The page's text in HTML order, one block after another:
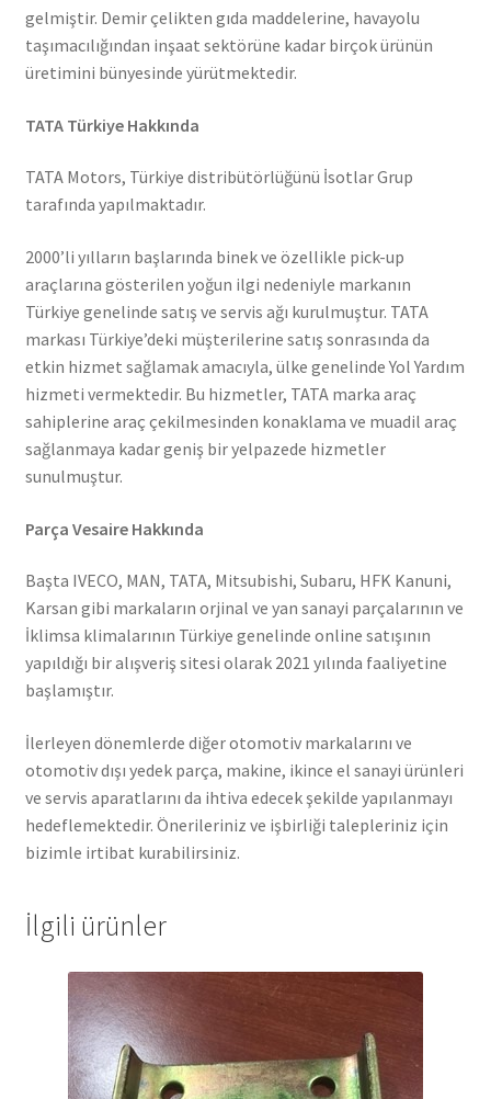
gelmiştir. Demir çelikten gıda maddelerine, havayolu
taşımacılığından inşaat sektörüne kadar birçok ürünün
üretimini bünyesinde yürütmektedir.
TATA Türkiye Hakkında
TATA Motors, Türkiye distribütörlüğünü İsotlar Grup
tarafında yapılmaktadır.
2000’li yılların başlarında binek ve özellikle pick-up
araçlarına gösterilen yoğun ilgi nedeniyle markanın
Türkiye genelinde satış ve servis ağı kurulmuştur. TATA
markası Türkiye’deki müşterilerine satış sonrasında da
etkin hizmet sağlamak amacıyla, ülke genelinde Yol Yardım
hizmeti vermektedir. Bu hizmetler, TATA marka araç
sahiplerine araç çekilmesinden konaklama ve muadil araç
sağlanmaya kadar geniş bir yelpazede hizmetler
sunulmuştur.
Parça Vesaire Hakkında
Başta IVECO, MAN, TATA, Mitsubishi, Subaru, HFK Kanuni,
Karsan gibi markaların orjinal ve yan sanayi parçalarının ve
İklimsa klimalarının Türkiye genelinde online satışının
yapıldığı bir alışveriş sitesi olarak 2021 yılında faaliyetine
başlamıştır.
İlerleyen dönemlerde diğer otomotiv markalarını ve
otomotiv dışı yedek parça, makine, ikince el sanayi ürünleri
ve servis aparatlarını da ihtiva edecek şekilde yapılanmayı
hedeflemektedir. Önerileriniz ve işbirliği talepleriniz için
bizimle irtibat kurabilirsiniz.
İlgili ürünler